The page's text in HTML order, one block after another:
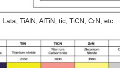
TiAlN, AlTiN, tic, TiCN, CrN, etc.